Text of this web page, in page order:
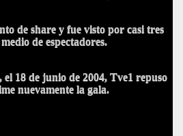
de share y fue visto por casi tres
de espectadores.
el 18 de junio de 2004, Tve1 repuso
nuevamente la gala.